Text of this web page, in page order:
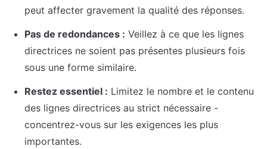
peut affecter gravement la qualité des réponses.
Pas de redondances : Veillez à ce que les lignes
directrices ne soient pas présentes plusieurs fois
sous une forme similaire.
Restez essentiel : Limitez le nombre et le contenu
des lignes directrices au strict nécessaire -
concentrez-vous sur les exigences les plus
importantes.